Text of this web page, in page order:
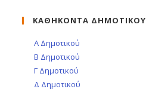
ΚΑΘΗΚΟΝΤΑ ΔΗΜΟΤΙΚΟΥ
Α Δημοτικού
Β Δημοτικού
Γ Δημοτικού
Δ Δημοτικού